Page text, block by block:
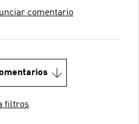
comentario
filtros